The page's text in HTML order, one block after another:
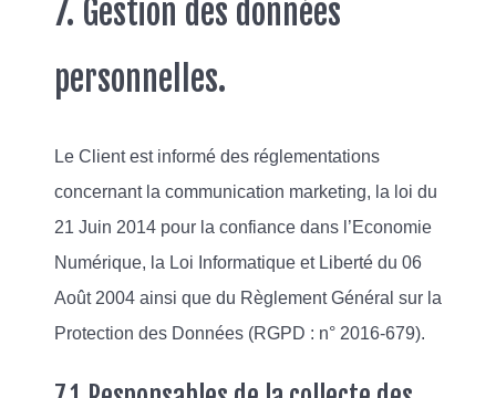
7. Gestion des données
personnelles.
Le Client est informé des réglementations
concernant la communication marketing, la loi du
21 Juin 2014 pour la confiance dans l’Economie
Numérique, la Loi Informatique et Liberté du 06
Août 2004 ainsi que du Règlement Général sur la
Protection des Données (RGPD : n° 2016-679).